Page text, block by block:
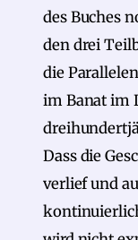
des Buches
den drei
die
im Banat im
Dass die
verlief und